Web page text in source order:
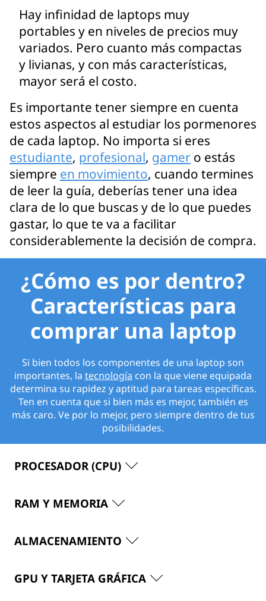
Hay infinidad de laptops muy
portables y en niveles de precios muy
variados. Pero cuanto más compactas
y livianas, y con más características,
mayor será el costo.
Es importante tener siempre en cuenta
estos aspectos al estudiar los pormenores
de cada laptop. No importa si eres
estudiante, profesional, gamer o estás
siempre en movimiento, cuando termines
de leer la guía, deberías tener una idea
clara de lo que buscas y de lo que puedes
gastar, lo que te va a facilitar
considerablemente la decisión de compra.
¿Cómo es por dentro?
Características para
comprar una laptop
Si bien todos los componentes de una laptop son
importantes, la tecnología con la que viene equipada
determina su rapidez y aptitud para tareas específicas.
Ten en cuenta que si bien más es mejor, también es
más caro. Ve por lo mejor, pero siempre dentro de tus
posibilidades.
PROCESADOR (CPU)
RAM Y MEMORIA
ALMACENAMIENTO
GPU Y TARJETA GRÁFICA